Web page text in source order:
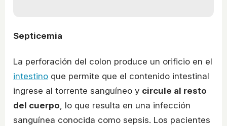
Septicemia
La perforación del colon produce un orificio en el
intestino que permite que el contenido intestinal
ingrese al torrente sanguíneo y circule al resto
del cuerpo, lo que resulta en una infección
sanguínea conocida como sepsis. Los pacientes